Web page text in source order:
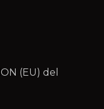
(EU) del